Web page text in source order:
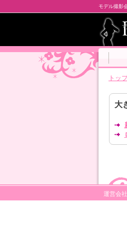
モデル撮影
トッ
大
運営会社